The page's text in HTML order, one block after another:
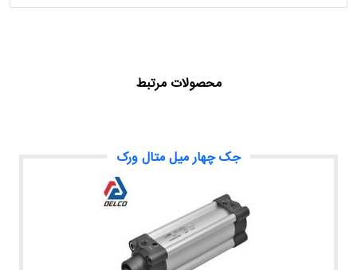
محصولات مرتبط
جک چهار میل متال ورک